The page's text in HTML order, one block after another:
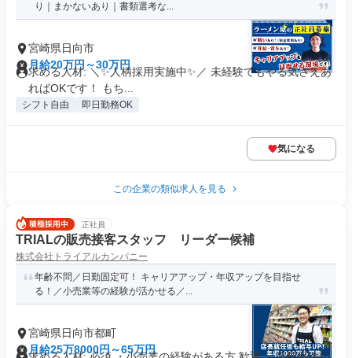
り｜まかないあり｜書類選考な...
宮崎県日向市
月給20万円～30万円
求める人材: ＼✨️人柄採用実施中✨️／ 未経験でもやる気さえあ
ればOKです！ もち...
シフト自由 即日勤務OK
気になる
この企業の類似求人を見る
正社員
TRIALの販売接客スタッフ リーダー候補
株式会社トライアルカンパニー
年齢不問／日勤固定可！ キャリアアップ・年収アップを目指せ
る！／小売業等の経験が活かせる／...
宮崎県日向市都町
月給25万8000円～65万円